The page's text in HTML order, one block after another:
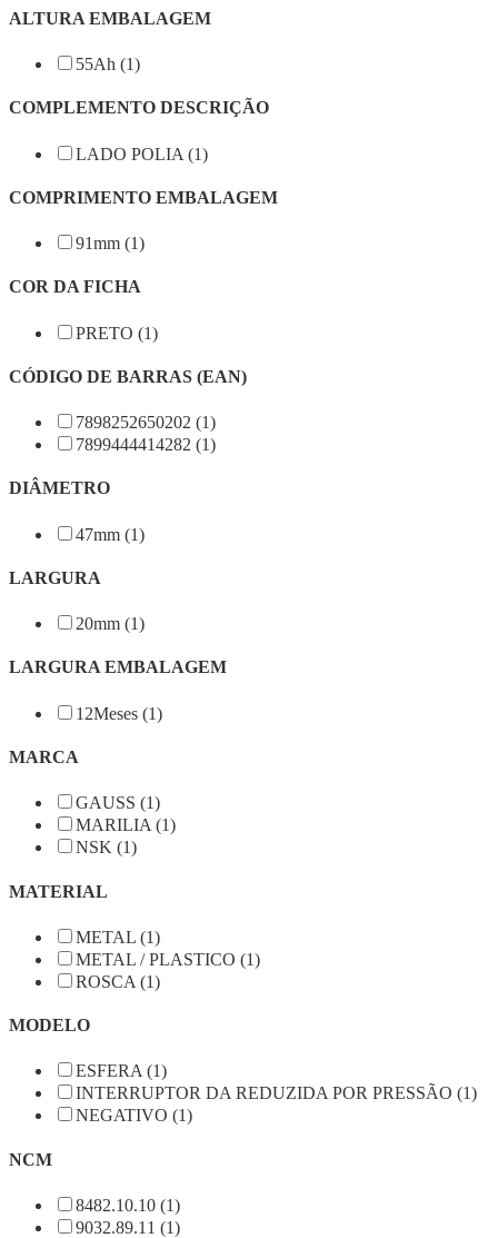
ALTURA EMBALAGEM
55Ah (1)
COMPLEMENTO DESCRIÇÃO
LADO POLIA (1)
COMPRIMENTO EMBALAGEM
91mm (1)
COR DA FICHA
PRETO (1)
CÓDIGO DE BARRAS (EAN)
7898252650202 (1)
7899444414282 (1)
DIÂMETRO
47mm (1)
LARGURA
20mm (1)
LARGURA EMBALAGEM
12Meses (1)
MARCA
GAUSS (1)
MARILIA (1)
NSK (1)
MATERIAL
METAL (1)
METAL / PLASTICO (1)
ROSCA (1)
MODELO
ESFERA (1)
INTERRUPTOR DA REDUZIDA POR PRESSÃO (1)
NEGATIVO (1)
NCM
8482.10.10 (1)
9032.89.11 (1)